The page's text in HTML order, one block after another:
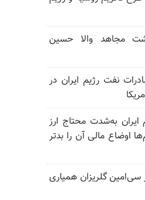
مجاهد والا حسین
نفت رژیم ایران در
به‌شدت محتاج ارز
اوضاع مالی آن را بدتر
گلریزان همیاری